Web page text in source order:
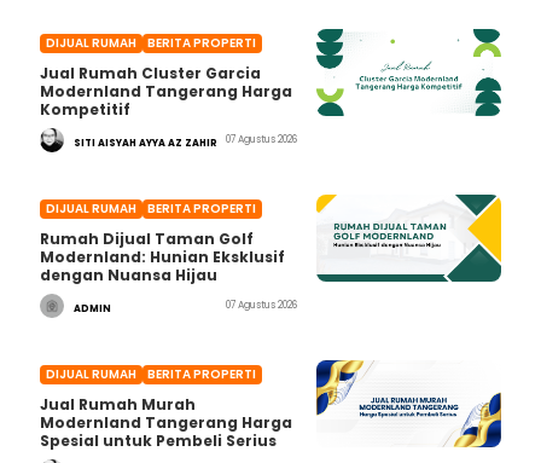
DIJUAL RUMAH BERITA PROPERTI
Jual Rumah Cluster Garcia
Modernland Tangerang Harga
Kompetitif
SITI AISYAH AYYA AZ ZAHIR 07 Agustus 2026
DIJUAL RUMAH BERITA PROPERTI
Rumah Dijual Taman Golf
Modernland: Hunian Eksklusif
dengan Nuansa Hijau
ADMIN 07 Agustus 2026
DIJUAL RUMAH BERITA PROPERTI
Jual Rumah Murah
Modernland Tangerang Harga
Spesial untuk Pembeli Serius